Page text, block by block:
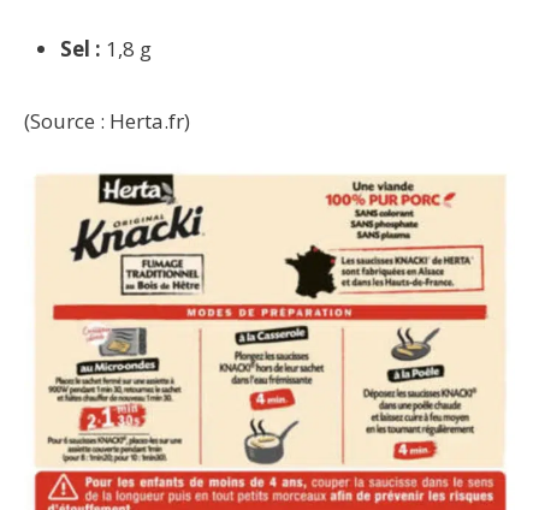
Sel : 1,8 g
(Source : Herta.fr)